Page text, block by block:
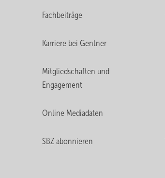
Fachbeiträge
Karriere bei Gentner
Mitgliedschaften und
Engagement
Online Mediadaten
SBZ abonnieren